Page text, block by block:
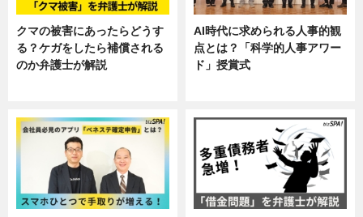
クマの被害にあったらどうす
る？ケガをしたら補償される
のか弁護士が解説
AI時代に求められる人事的観
点とは？「科学的人事アワー
ド」授賞式